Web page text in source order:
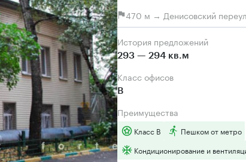
470 м → Денисовский
История предложений
293 — 294 кв.м
Класс офисов
B
Преимущества
Класс B
Пешком от метро
Кондиционирование и